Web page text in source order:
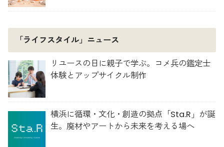
「ライフスタイル」ニュース
リユースの日に親子で学ぶ。コメ兵の鑑定士
体験とアップサイクル制作
横浜に循環・文化・創造の拠点「Sta.R」が誕
生。廃材やアートから未来を考える場へ